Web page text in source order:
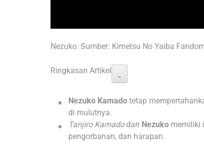
Nezuko. Sumber: Kimetsu No Yaiba
Ringkasan Artikel
−
Nezuko Kamado tetap
di mulutnya.
Tanjiro Kamadodan Nezuko memiliki
pengorbanan, dan harapan.